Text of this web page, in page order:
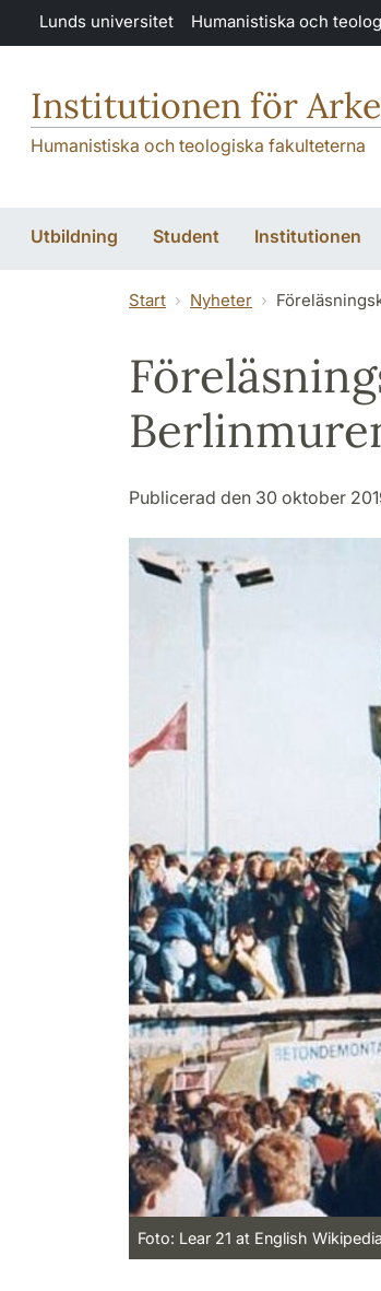
Hoppa till huvudinnehåll
Lunds universitet Humanistiska och
Institutionen för
Humanistiska och teologiska fakulteterna
Utbildning Student Institutionen
Start Nyheter
Publicerad den 30 oktober
Foto: Lear 21 at English